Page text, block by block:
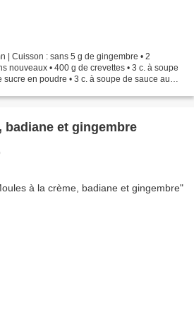
| Cuisson : sans 5 g de gingembre • 2
nouveaux • 400 g de crevettes • 3 c. à soupe
sucre en poudre • 3 c. à soupe de sauce au
badiane et gingembre